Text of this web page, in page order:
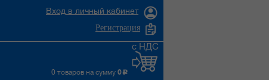
Вход в личный кабинет
Регистрация
0 товаров на сумму 0 c
с НДС